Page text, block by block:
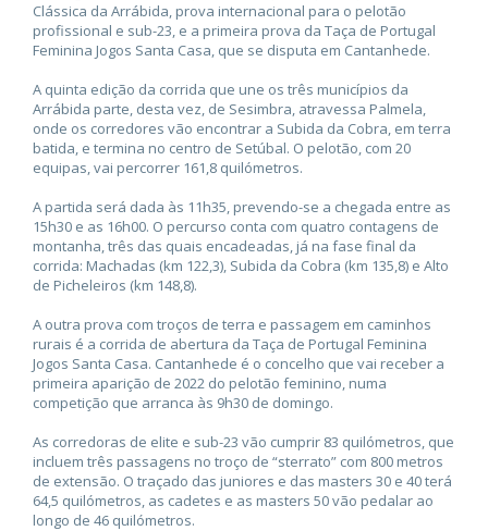
Clássica da Arrábida, prova internacional para o pelotão
profissional e sub-23, e a primeira prova da Taça de Portugal
Feminina Jogos Santa Casa, que se disputa em Cantanhede.
A quinta edição da corrida que une os três municípios da
Arrábida parte, desta vez, de Sesimbra, atravessa Palmela,
onde os corredores vão encontrar a Subida da Cobra, em terra
batida, e termina no centro de Setúbal. O pelotão, com 20
equipas, vai percorrer 161,8 quilómetros.
A partida será dada às 11h35, prevendo-se a chegada entre as
15h30 e as 16h00. O percurso conta com quatro contagens de
montanha, três das quais encadeadas, já na fase final da
corrida: Machadas (km 122,3), Subida da Cobra (km 135,8) e Alto
de Picheleiros (km 148,8).
A outra prova com troços de terra e passagem em caminhos
rurais é a corrida de abertura da Taça de Portugal Feminina
Jogos Santa Casa. Cantanhede é o concelho que vai receber a
primeira aparição de 2022 do pelotão feminino, numa
competição que arranca às 9h30 de domingo.
As corredoras de elite e sub-23 vão cumprir 83 quilómetros, que
incluem três passagens no troço de “sterrato” com 800 metros
de extensão. O traçado das juniores e das masters 30 e 40 terá
64,5 quilómetros, as cadetes e as masters 50 vão pedalar ao
longo de 46 quilómetros.